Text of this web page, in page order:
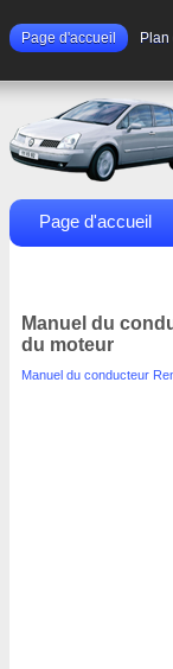
Page d'accueil Plan
Page d'accueil
Manuel du
du moteur
Manuel du conducteur